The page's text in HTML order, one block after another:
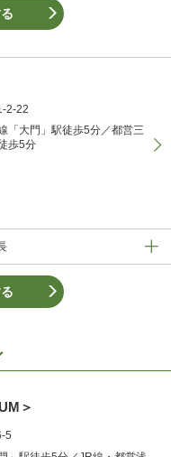
2-22
「大門」駅徒歩5分／都営三
歩5分
＞
5